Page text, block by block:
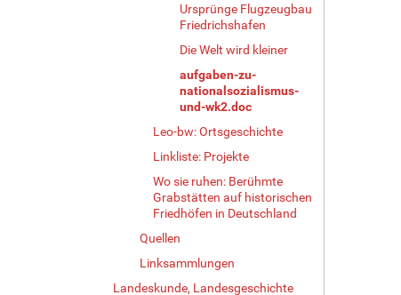
Ursprünge Flugzeugbau
Friedrichshafen
Die Welt wird kleiner
aufgaben-zu-
nationalsozialismus-
und-wk2.doc
Leo-bw: Ortsgeschichte
Linkliste: Projekte
Wo sie ruhen: Berühmte
Grabstätten auf historischen
Friedhöfen in Deutschland
Quellen
Linksammlungen
Landeskunde, Landesgeschichte